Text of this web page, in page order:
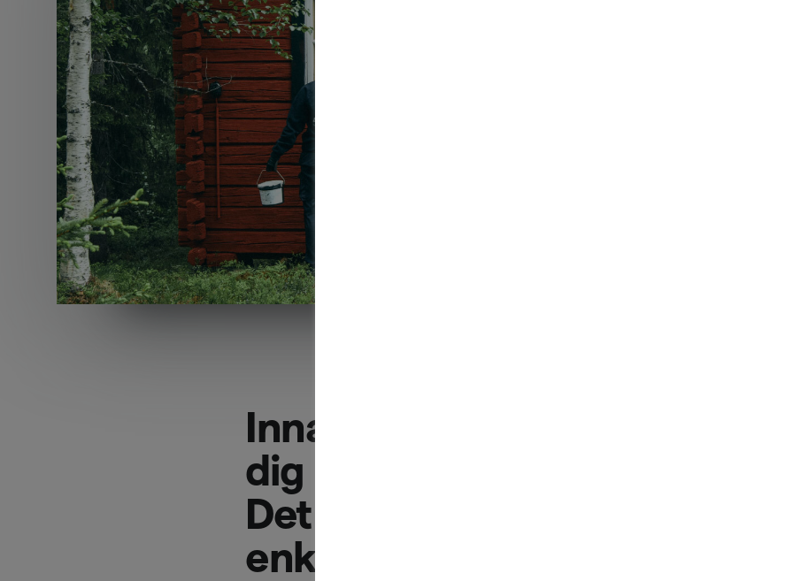
Innan en bolånespecialist
dig kan du förbereda några
Det gör processen snabbare
enklare – för dig.